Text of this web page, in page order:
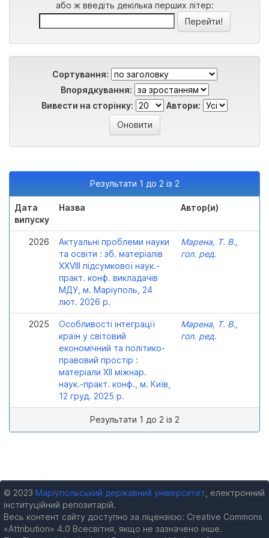
або ж введіть декілька перших літер:
Сортування:
Впорядкування:
Вивести на сторінку:
Автори:
Результати 1 до 2 із 2
Дата
випуску
Назва Автор(и)
2026
Актуальні проблеми науки
та освіти : зб. матеріалів
XXVІІІ підсумкової наук.-
практ. конф. викладачів
МДУ, м. Маріуполь, 24
лют. 2026 р.
Марена, Т. В.,
гол. ред.
2025
Особливості інтеграції
країн у світовий
економічний та політико-
правовий простір :
матеріали XІІ міжнар.
наук.-практ. конф., м. Київ,
12 груд. 2025 р.
Марена, Т. В.,
гол. ред.
Результати 1 до 2 із 2
© 2023 Маріупольський державний університет , електронний
інституційний репозитарій.
Весь контент сайту доступно за ліцензією: Creative Commons
«Attribution» 4.0 Всесвітня, якщо не зазначено інше.